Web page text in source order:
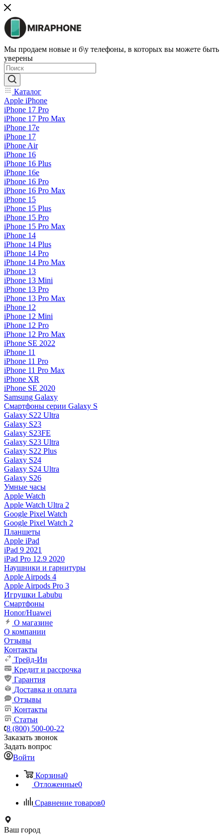
Мы продаем новые и б\у телефоны, в которых вы можете быть
уверены
Каталог
Apple iPhone
iPhone 17 Pro
iPhone 17 Pro Max
iPhone 17e
iPhone 17
iPhone Air
iPhone 16
iPhone 16 Plus
iPhone 16e
iPhone 16 Pro
iPhone 16 Pro Max
iPhone 15
iPhone 15 Plus
iPhone 15 Pro
iPhone 15 Pro Max
iPhone 14
iPhone 14 Plus
iPhone 14 Pro
iPhone 14 Pro Max
iPhone 13
iPhone 13 Mini
iPhone 13 Pro
iPhone 13 Pro Max
iPhone 12
iPhone 12 Mini
iPhone 12 Pro
iPhone 12 Pro Max
iPhone SE 2022
iPhone 11
iPhone 11 Pro
iPhone 11 Pro Max
iPhone XR
iPhone SE 2020
Samsung Galaxy
Смартфоны серии Galaxy S
Galaxy S22 Ultra
Galaxy S23
Galaxy S23FE
Galaxy S23 Ultra
Galaxy S22 Plus
Galaxy S24
Galaxy S24 Ultra
Galaxy S26
Умные часы
Apple Watch
Apple Watch Ultra 2
Google Pixel Watch
Google Pixel Watch 2
Планшеты
Apple iPad
iPad 9 2021
iPad Pro 12.9 2020
Наушники и гарнитуры
Apple Airpods 4
Apple Airpods Pro 3
Игрушки Labubu
Смартфоны
Honor/Huawei
О магазине
О компании
Отзывы
Контакты
Трейд-Ин
Кредит и рассрочка
Гарантия
Доставка и оплата
Отзывы
Контакты
Статьи
8 (800) 500-00-22
Заказать звонок
Задать вопрос
Войти
Корзина0
Отложенные0
Сравнение товаров0
Ваш город